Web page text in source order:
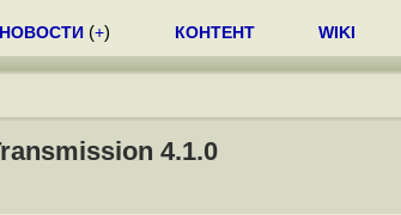
НОВОСТИ (+) КОНТЕНТ WIKI
4.1.0